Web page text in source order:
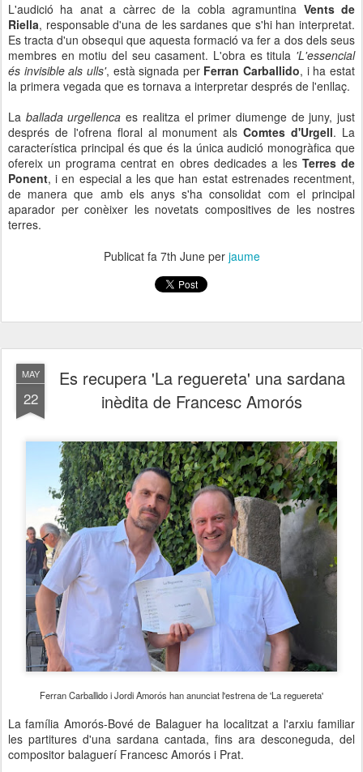
L'audició ha anat a càrrec de la cobla agramuntina Vents de
Riella, responsable d'una de les sardanes que s'hi han interpretat.
Es tracta d'un obsequi que aquesta formació va fer a dos dels seus
membres en motiu del seu casament. L'obra es titula 'L'essencial
és invisible als ulls', està signada per Ferran Carballido, i ha estat
la primera vegada que es tornava a interpretar després de l'enllaç.
La ballada urgellenca es realitza el primer diumenge de juny, just
després de l'ofrena floral al monument alsComtes d'Urgell. La
característica principal és que és la única audició monogràfica que
ofereix un programa centrat en obres dedicades a les Terres de
Ponent, i en especial a les que han estat estrenades recentment,
de manera que amb els anys s'ha consolidat com el principal
aparador per conèixer les novetats compositives de les nostres
terres.
Publicat fa 7th Juneper jaume
MAY
22
Es recupera 'La reguereta' una sardana
inèdita de Francesc Amorós
Ferran Carballido i Jordi Amorós han anunciat l'estrena de 'La reguereta'
La família Amorós-Bové de Balaguer ha localitzat a l'arxiu familiar
les partitures d'una sardana cantada, fins ara desconeguda, del
compositor balaguerí Francesc Amorós i Prat.